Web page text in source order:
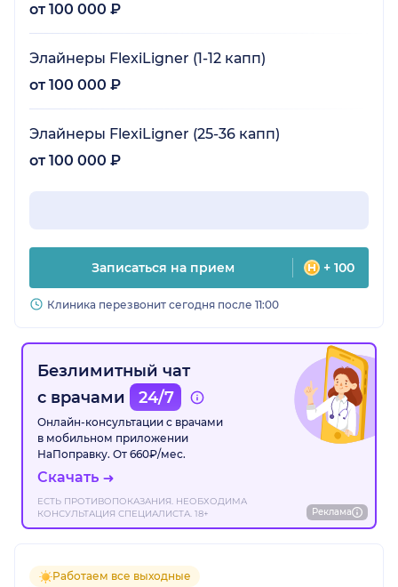
от 100 000 ₽
Элайнеры FlexiLigner (1-12 капп)
от 100 000 ₽
Элайнеры FlexiLigner (25-36 капп)
от 100 000 ₽
Записаться на прием + 100
Клиника перезвонит сегодня после 11:00
Безлимитный чат
с врачами
24/7
Онлайн-консультации с врачами
в мобильном приложении
НаПоправку. От 660₽/мес.
Скачать
ЕСТЬ ПРОТИВОПОКАЗАНИЯ. НЕОБХОДИМА
КОНСУЛЬТАЦИЯ СПЕЦИАЛИСТА. 18+
Реклама
Работаем все выходные